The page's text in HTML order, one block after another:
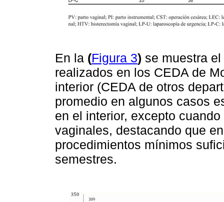
En la (Figura 3) se muestra
realizados en los CEDA de
interior (CEDA de otros
promedio en algunos casos
en el interior, excepto
vaginales, destacando que
procedimientos mínimos
semestres.